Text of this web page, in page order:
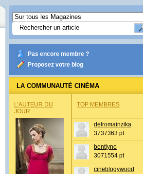
Pas encore membre ?
Proposez votre blog
LA COMMUNAUTÉ CINÉMA
L’AUTEUR DU
JOUR
TOP MEMBRES
delromainzika
3737363 pt
bentlyno
3071554 pt
cineblogywood